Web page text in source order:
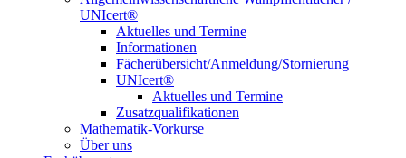
UNIcert®
Aktuelles und Termine
Informationen
Fächerübersicht/Anmeldung/Stornierung
UNIcert®
Aktuelles und Termine
Zusatzqualifikationen
Mathematik-Vorkurse
Über uns